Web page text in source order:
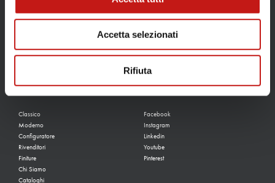
Accetta selezionati
Rifiuta
35010, San Pietro In Gu (PD)
+39 049 945 3300
info@tonincasa.it
NAVIGA IL SITO
Classico
Moderno
Configuratore
Rivenditori
Finiture
Chi Siamo
Cataloghi
SEGUICI SUI SOCIAL
Facebook
Instagram
Linkedin
Youtube
Pinterest